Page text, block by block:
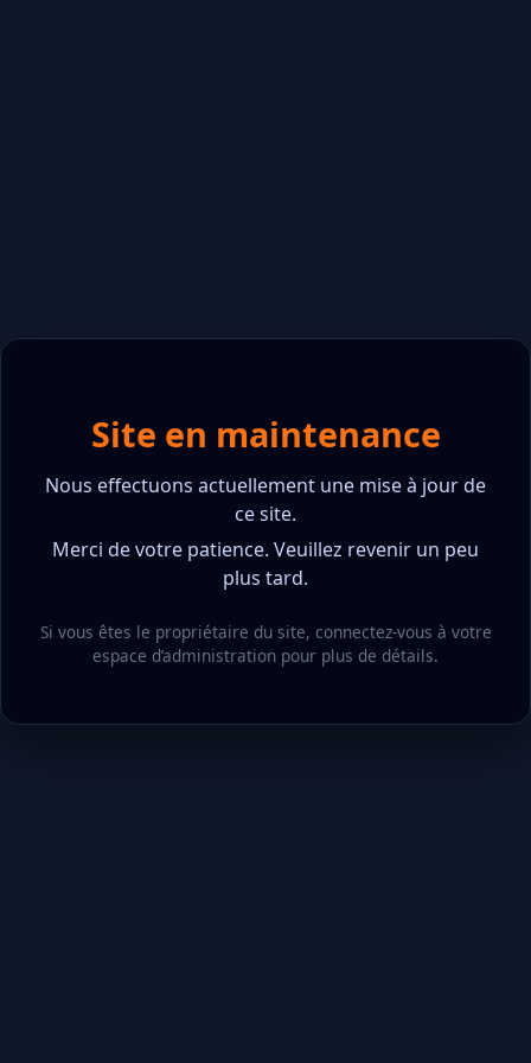
Site en maintenance
Nous effectuons actuellement une mise à jour de
ce site.
Merci de votre patience. Veuillez revenir un peu
plus tard.
Si vous êtes le propriétaire du site, connectez‑vous à votre
espace d’administration pour plus de détails.